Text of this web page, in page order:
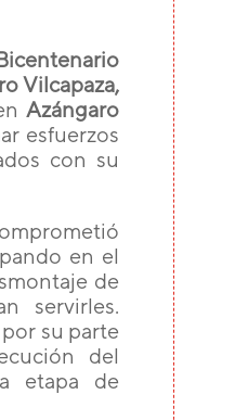
Vilcapaza,
Azángaro
esfuerzos
con su
en el
de
servirles.
su parte
del
etapa de